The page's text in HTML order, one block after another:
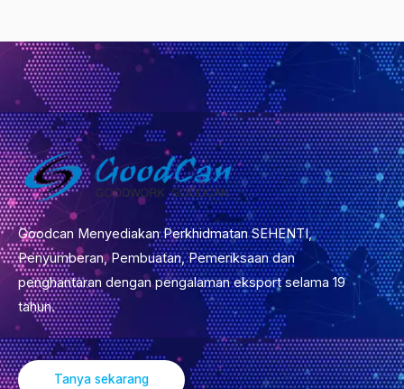
Goodcan Menyediakan Perkhidmatan SEHENTI,
Penyumberan, Pembuatan, Pemeriksaan dan
penghantaran dengan pengalaman eksport selama 19
tahun.
Tanya sekarang